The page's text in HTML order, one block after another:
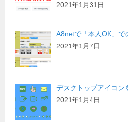
2021年1月31日
A8netで「本人OK」で
2021年1月7日
デスクトップアイコン
2021年1月4日